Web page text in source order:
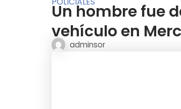
Un hombre fue
vehículo en
adminsor